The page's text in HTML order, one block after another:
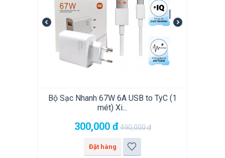
Bộ Sạc Nhanh 67W 6A USB to TyC (1
mét) Xi...
300,000 đ490,000đ
Đặt hàng